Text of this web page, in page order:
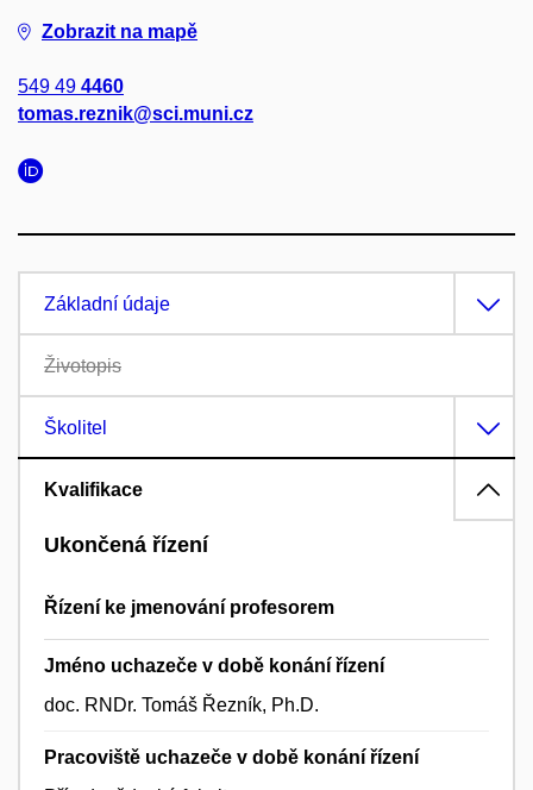
Zobrazit na mapě
549 49 4460
tomas.reznik@sci.muni.cz
Základní údaje
Životopis
Školitel
Kvalifikace
Ukončená řízení
Řízení ke jmenování profesorem
Jméno uchazeče v době konání řízení
doc. RNDr. Tomáš Řezník, Ph.D.
Pracoviště uchazeče v době konání řízení